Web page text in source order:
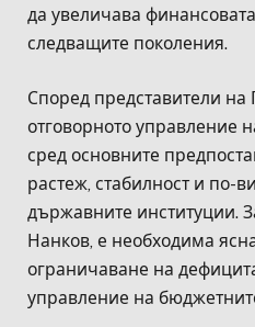
да увеличава
следващите поколения.
Според представители
отговорното управление
сред основните
растеж, стабилност и по-
държавните институции.
Нанков, е необходима
ограничаване на
управление на